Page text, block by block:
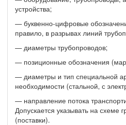
устройства;
— буквенно-цифровые
правило, в разрывах линий
— диаметры трубопроводов;
— позиционные обозначения
— диаметры и тип специальной
необходимости (стальной, с
— направление потока
Допускается указывать на схеме
(поставки).